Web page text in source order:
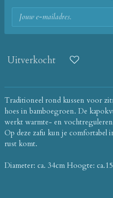
Uitverkocht
Traditioneel rond kussen voor
hoes in bamboegroen. De
werkt warmte- en
Op deze zafu kun je
rust komt.
Diameter: ca. 34cm Hoogte: